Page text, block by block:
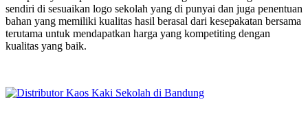
sendiri di sesuaikan logo sekolah yang di punyai dan juga penentuan
bahan yang memiliki kualitas hasil berasal dari kesepakatan bersama
terutama untuk mendapatkan harga yang kompetiting dengan
kualitas yang baik.